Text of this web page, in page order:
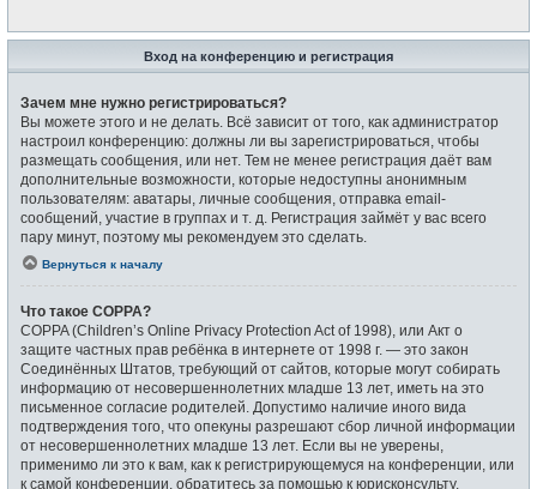
Вход на конференцию и регистрация
Зачем мне нужно регистрироваться?
Вы можете этого и не делать. Всё зависит от того, как администратор
настроил конференцию: должны ли вы зарегистрироваться, чтобы
размещать сообщения, или нет. Тем не менее регистрация даёт вам
дополнительные возможности, которые недоступны анонимным
пользователям: аватары, личные сообщения, отправка email-
сообщений, участие в группах и т. д. Регистрация займёт у вас всего
пару минут, поэтому мы рекомендуем это сделать.
Вернуться к началу
Что такое COPPA?
COPPA (Children’s Online Privacy Protection Act of 1998), или Акт о
защите частных прав ребёнка в интернете от 1998 г. — это закон
Соединённых Штатов, требующий от сайтов, которые могут собирать
информацию от несовершеннолетних младше 13 лет, иметь на это
письменное согласие родителей. Допустимо наличие иного вида
подтверждения того, что опекуны разрешают сбор личной информации
от несовершеннолетних младше 13 лет. Если вы не уверены,
применимо ли это к вам, как к регистрирующемуся на конференции, или
к самой конференции, обратитесь за помощью к юрисконсульту.